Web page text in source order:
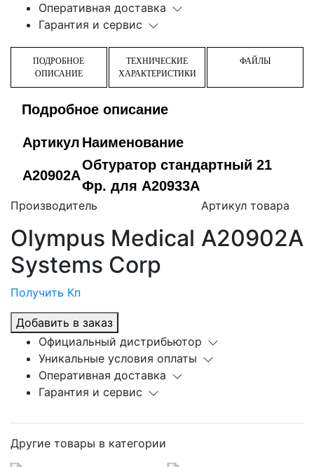
Оперативная доставка
Гарантия и сервис
ПОДРОБНОЕ
ОПИСАНИЕ
ТЕХНИЧЕСКИЕ
ХАРАКТЕРИСТИКИ
ФАЙЛЫ
Подробное описание
Артикул Наименование
A20902A
Обтуратор стандартный 21
Фр. для A20933A
Производитель
Olympus Medical
Systems Corp
Артикул товара
A20902A
Получить Кп
Добавить в заказ
Официальный дистрибьютор
Уникальные условия оплаты
Оперативная доставка
Гарантия и сервис
Другие товары в категории